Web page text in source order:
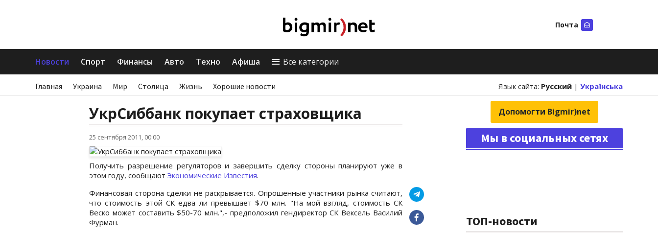
Почта
Новости Спорт Финансы Авто Техно Афиша Все категории
Главная Украина Мир Столица Жизнь Хорошие новости Язык сайта: Русский | Українська
УкрСиббанк покупает страховщика
25 сентября 2011, 00:00
Получить разрешение регуляторов и завершить сделку стороны планируют уже в
этом году, сообщают Экономические Известия.
Финансовая сторона сделки не раскрывается. Опрошенные участники рынка считают,
что стоимость этой СК едва ли превышает $70 млн. "На мой взгляд, стоимость СК
Веско может составить $50-70 млн.",- предположил гендиректор СК Вексель Василий
Фурман.
Допомогти Bigmir)net
Мы в социальных сетях
ТОП-новости